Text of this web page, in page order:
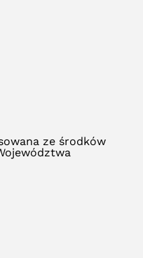
ze środków